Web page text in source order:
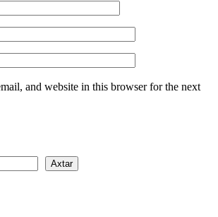
and website in this browser for the next
Axtar